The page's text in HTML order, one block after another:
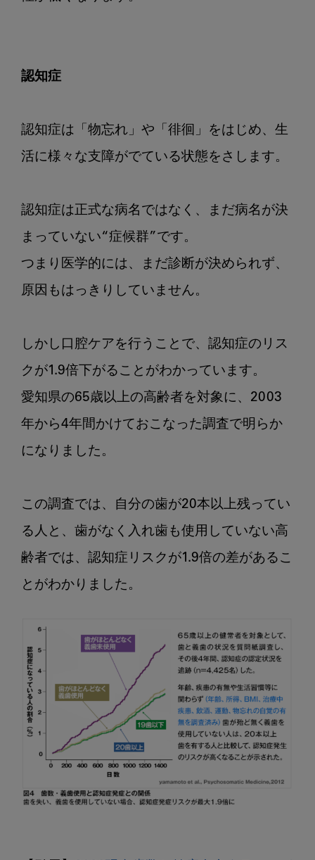
認知症
認知症は「物忘れ」や「徘徊」をはじめ、生
活に様々な支障がでている状態をさします。
認知症は正式な病名ではなく、まだ病名が決
まっていない“症候群”です。
つまり医学的には、まだ診断が決められず、
原因もはっきりしていません。
しかし口腔ケアを行うことで、認知症のリス
クが1.9倍下がることがわかっています。
愛知県の65歳以上の高齢者を対象に、2003
年から4年間かけておこなった調査で明らか
になりました。
この調査では、自分の歯が20本以上残ってい
る人と、歯がなく入れ歯も使用していない高
齢者では、認知症リスクが1.9倍の差があるこ